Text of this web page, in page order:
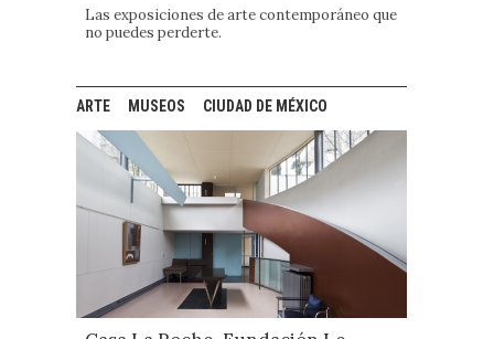
Las exposiciones de arte contemporáneo que
no puedes perderte.
ARTE MUSEOS CIUDAD DE MÉXICO